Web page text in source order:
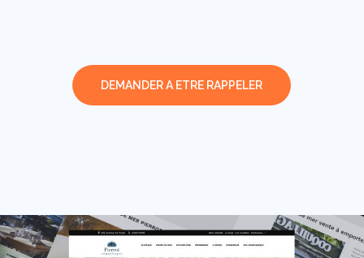
DEMANDER A ETRE RAPPELER